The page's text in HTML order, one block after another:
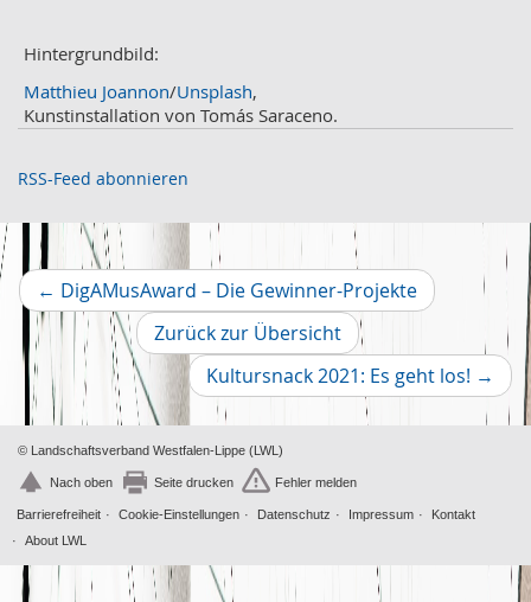
November 2
Oktober
September 2
August
Mai
April
März
Februar 2
Januar
2019
Dezember 2
November 2
Oktober 4
Hintergrundbild:
Matthieu Joannon/Unsplash,
Kunstinstallation von Tomás Saraceno.
RSS-Feed abonnieren
← DigAMusAward – Die Gewinner-ProjekteVorheriger
Artikel
Zurück zur Übersicht
Kultursnack 2021: Es geht los!
Artikel
→
© Landschaftsverband Westfalen-Lippe (LWL)
Nach oben Seite drucken Fehler melden
Barrierefreiheit Cookie-Einstellungen Datenschutz Impressum
Kontakt
About LWL